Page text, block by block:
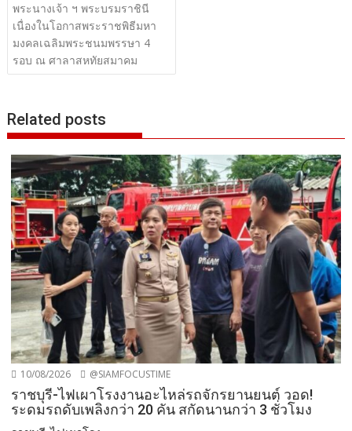
พระนางเจ้า ฯ พระบรมราชินี
เนื่องในโอกาสพระราชพิธีมหา
มงคลเฉลิมพระชนมพรรษา 4
รอบ ณ ศาลาสหทัยสมาคม
Related posts
10/08/2026 @SIAMFOCUSTIME
ราชบุรี-ไฟเผาโรงงานอะไหล่รถจักรยานยนต์ วอด!
ระดมรถดับเพลิงกว่า 20 คัน สกัดนานกว่า 3 ชั่วโมง